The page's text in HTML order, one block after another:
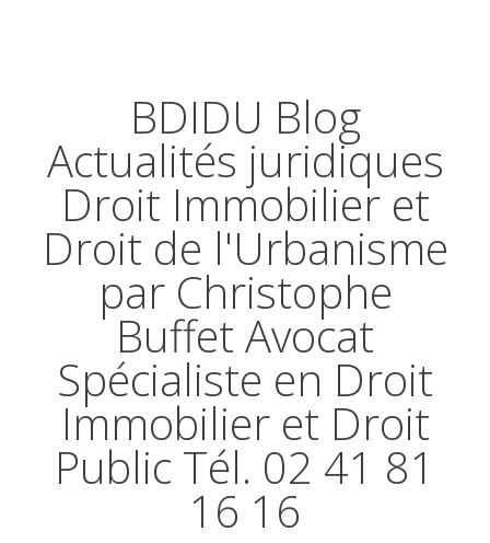
BDIDU Blog
Actualités juridiques
Droit Immobilier et
Droit de l'Urbanisme
par Christophe
Buffet Avocat
Spécialiste en Droit
Immobilier et Droit
Public Tél. 02 41 81
16 16